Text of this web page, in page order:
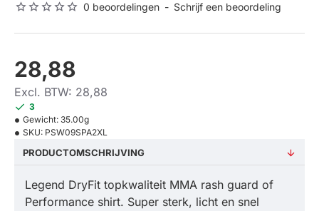
0 beoordelingen - Schrijf een beoordeling
28,88
Excl. BTW: 28,88
3
Gewicht: 35.00g
SKU: PSW09SPA2XL
PRODUCTOMSCHRIJVING
Legend DryFit topkwaliteit MMA rash guard of
Performance shirt. Super sterk, licht en snel